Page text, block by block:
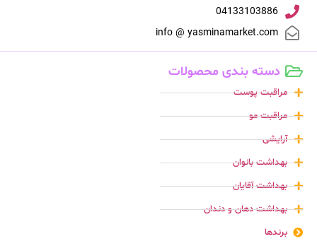
04133103886
info @ yasminamarket.com
دسته بندی محصولات
مراقبت پوست
مراقبت مو
آرایشی
بهداشت بانوان
بهداشت آقایان
بهداشت دهان و دندان
برندها